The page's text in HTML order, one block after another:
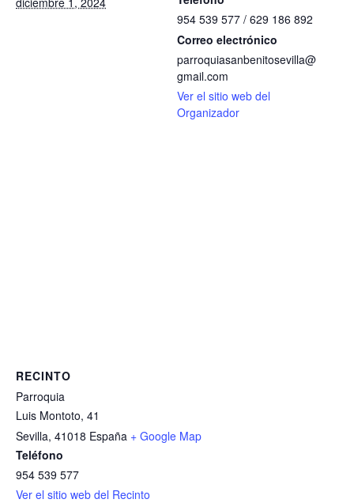
954 539 577 / 629 186 892
Correo electrónico
parroquiasanbenitosevilla@
gmail.com
Ver el sitio web del
Organizador
RECINTO
Parroquia
Luis Montoto, 41
Sevilla, 41018 España + Google Map
Teléfono
954 539 577
Ver el sitio web del Recinto